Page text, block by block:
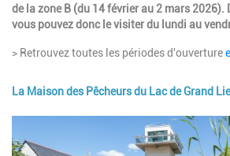
de la zone B (du 14 février au 2 mars 2026).
vous pouvez donc le visiter du lundi au
> Retrouvez toutes les périodes d'ouverture
La Maison des Pêcheurs du Lac de Grand